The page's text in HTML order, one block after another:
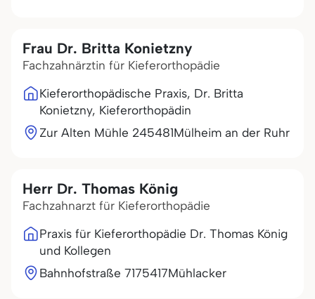
Frau Dr. Britta Konietzny
Fachzahnärztin für Kieferorthopädie
Kieferorthopädische Praxis, Dr. Britta
Konietzny, Kieferorthopädin
Zur Alten Mühle 245481Mülheim an der Ruhr
Herr Dr. Thomas König
Fachzahnarzt für Kieferorthopädie
Praxis für Kieferorthopädie Dr. Thomas König
und Kollegen
Bahnhofstraße 7175417Mühlacker